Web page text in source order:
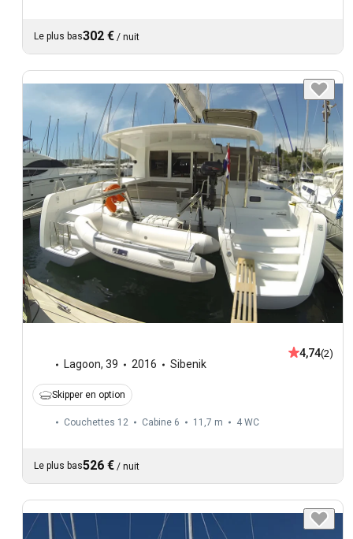
Le plus bas302 € / nuit
Lagoon, 39 2016 Sibenik
4,74(2)
Skipper en option
Couchettes 12 Cabine 6 11,7 m 4 WC
Le plus bas526 € / nuit